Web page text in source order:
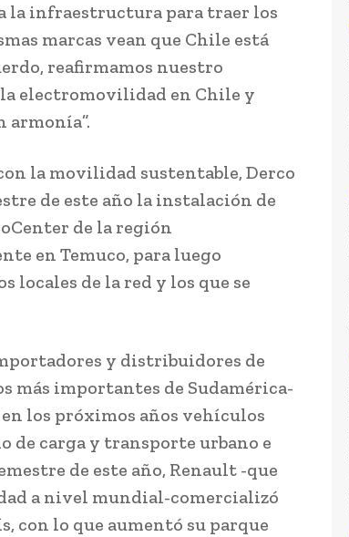
la infraestructura para traer los
marcas vean que Chile está
reafirmamos nuestro
electromovilidad en Chile y
armonía”.
la movilidad sustentable, Derco
de este año la instalación de
de la región
en Temuco, para luego
de la red y los que se
y distribuidores de
más importantes de Sudamérica-
los próximos años vehículos
de carga y transporte urbano e
de este año, Renault -que
a nivel mundial-comercializó
con lo que aumentó su parque